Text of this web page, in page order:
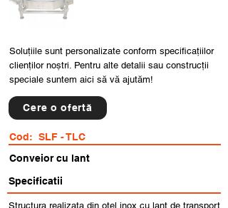
Soluțiile sunt personalizate conform specificațiilor
clienților noștri. Pentru alte detalii sau construcții
speciale suntem aici să vă ajutăm!
Cere o ofertă
Cod: SLF - TLC
Conveior cu lant
Specificatii
Structura realizata din otel inox cu lant de transport